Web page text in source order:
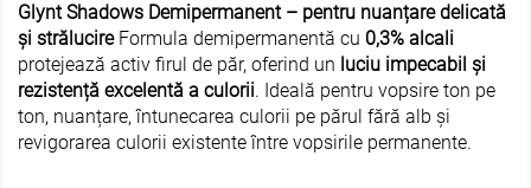
Glynt Shadows Demipermanent – pentru nuanțare delicată
și strălucireFormula demipermanentă cu 0,3% alcali
protejează activ firul de păr, oferind un luciu impecabil și
rezistență excelentă a culorii. Ideală pentru vopsire ton pe
ton, nuanțare, întunecarea culorii pe părul fără alb și
revigorarea culorii existente între vopsirile permanente.
nuantatoare pentru nuante reci
ESTEL PRIMA BLONDE, 300 ml
123 RON
În stock
Crema protectie termica
netezirea si stralucirea
pufos Malibu Glynt, 125
91 RON
În stock